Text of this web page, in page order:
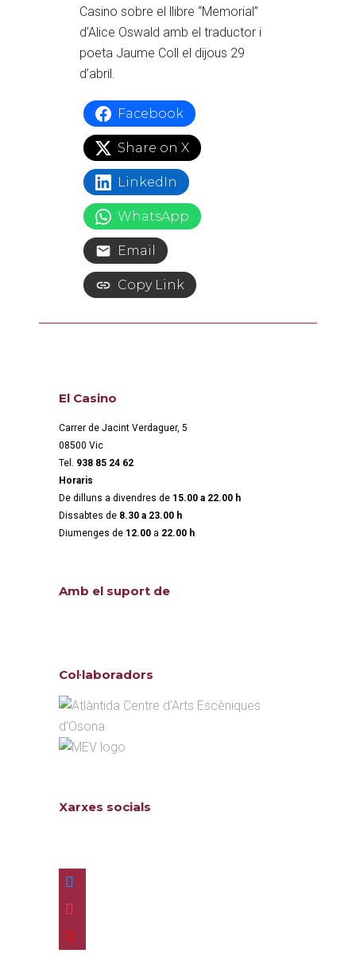
Casino sobre el llibre “Memorial”
d’Alice Oswald amb el traductor i
poeta Jaume Coll el dijous 29
d’abril.
Facebook
Share on X
LinkedIn
WhatsApp
Email
Copy Link
El Casino
Carrer de Jacint Verdaguer, 5
08500 Vic
Tel. 938 85 24 62
Horaris
De dilluns a divendres de 15.00 a 22.00 h
Dissabtes de 8.30 a 23.00 h
Diumenges de 12.00 a 22.00 h
Amb el suport de
Col·laboradors
Xarxes socials
twitter
instagram
youtube